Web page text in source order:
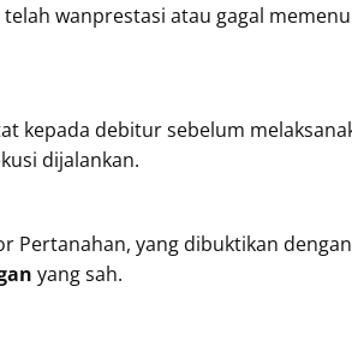
wanprestasi atau gagal
debitur sebelum
dijalankan.
Pertanahan, yang dibuktikan
yang sah.